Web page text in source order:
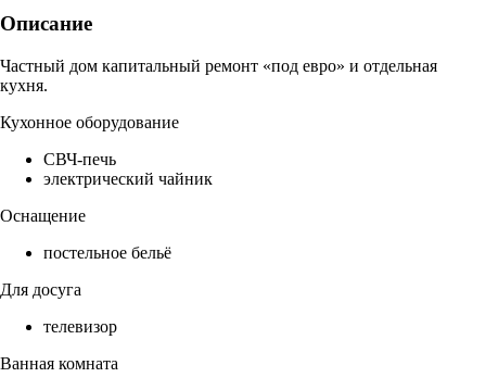
Описание
Частный дом капитальный ремонт «под евро» и отдельная
кухня.
Кухонное оборудование
СВЧ-печь
электрический чайник
Оснащение
постельное бельё
Для досуга
телевизор
Ванная комната